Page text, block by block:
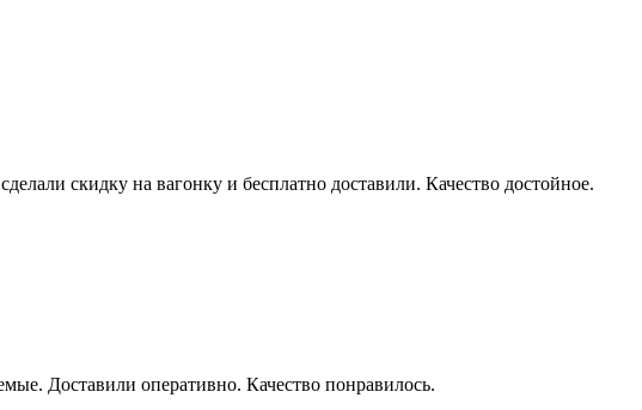
скидку на вагонку и бесплатно доставили. Качество достойное.
Доставили оперативно. Качество понравилось.